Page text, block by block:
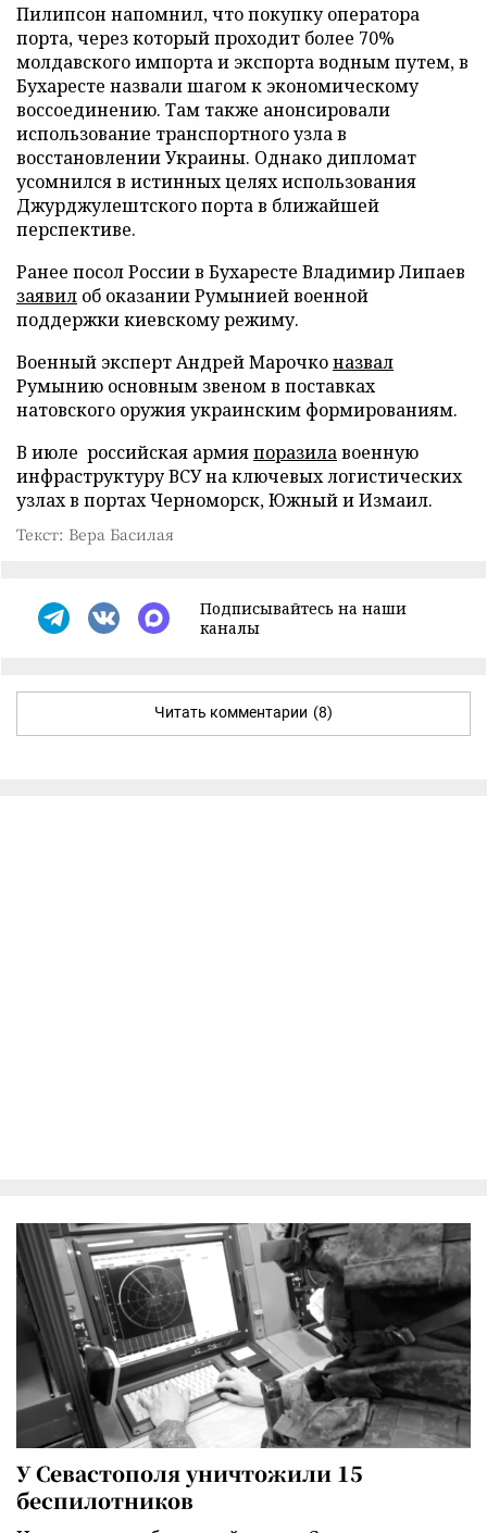
Пилипсон напомнил, что покупку оператора
порта, через который проходит более 70%
молдавского импорта и экспорта водным путем, в
Бухаресте назвали шагом к экономическому
воссоединению. Там также анонсировали
использование транспортного узла в
восстановлении Украины. Однако дипломат
усомнился в истинных целях использования
Джурджулештского порта в ближайшей
перспективе.
Ранее посол России в Бухаресте Владимир Липаев
заявил об оказании Румынией военной
поддержки киевскому режиму.
Военный эксперт Андрей Марочконазвал
Румынию основным звеном в поставках
натовского оружия украинским формированиям.
В июле российская армияпоразилавоенную
инфраструктуру ВСУ на ключевых логистических
узлах в портах Черноморск, Южный и Измаил.
Текст: Вера Басилая
Подписывайтесь на наши
каналы
Читать комментарии (8)
У Севастополя уничтожили 15
беспилотников